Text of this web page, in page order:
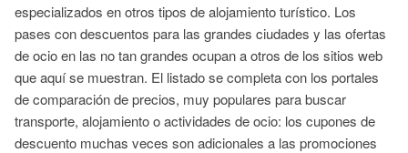
especializados en otros tipos de alojamiento turístico. Los
pases con descuentos para las grandes ciudades y las ofertas
de ocio en las no tan grandes ocupan a otros de los sitios web
que aquí se muestran. El listado se completa con los portales
de comparación de precios, muy populares para buscar
transporte, alojamiento o actividades de ocio: los cupones de
descuento muchas veces son adicionales a las promociones